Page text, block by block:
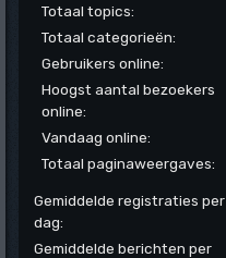
Totaal topics:
Totaal categorieën:
Gebruikers online:
Hoogst aantal bezoekers
online:
Vandaag online:
Totaal paginaweergaves:
Gemiddelde registraties per
dag:
Gemiddelde berichten per